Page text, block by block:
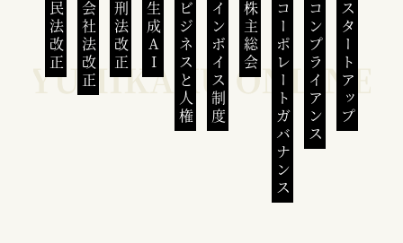
民法改正 会社法改正 刑法改正 生成AI ビジネスと人権インボイス制度 株主総会 コーポレートガバナンスコンプライアンススタートアップ